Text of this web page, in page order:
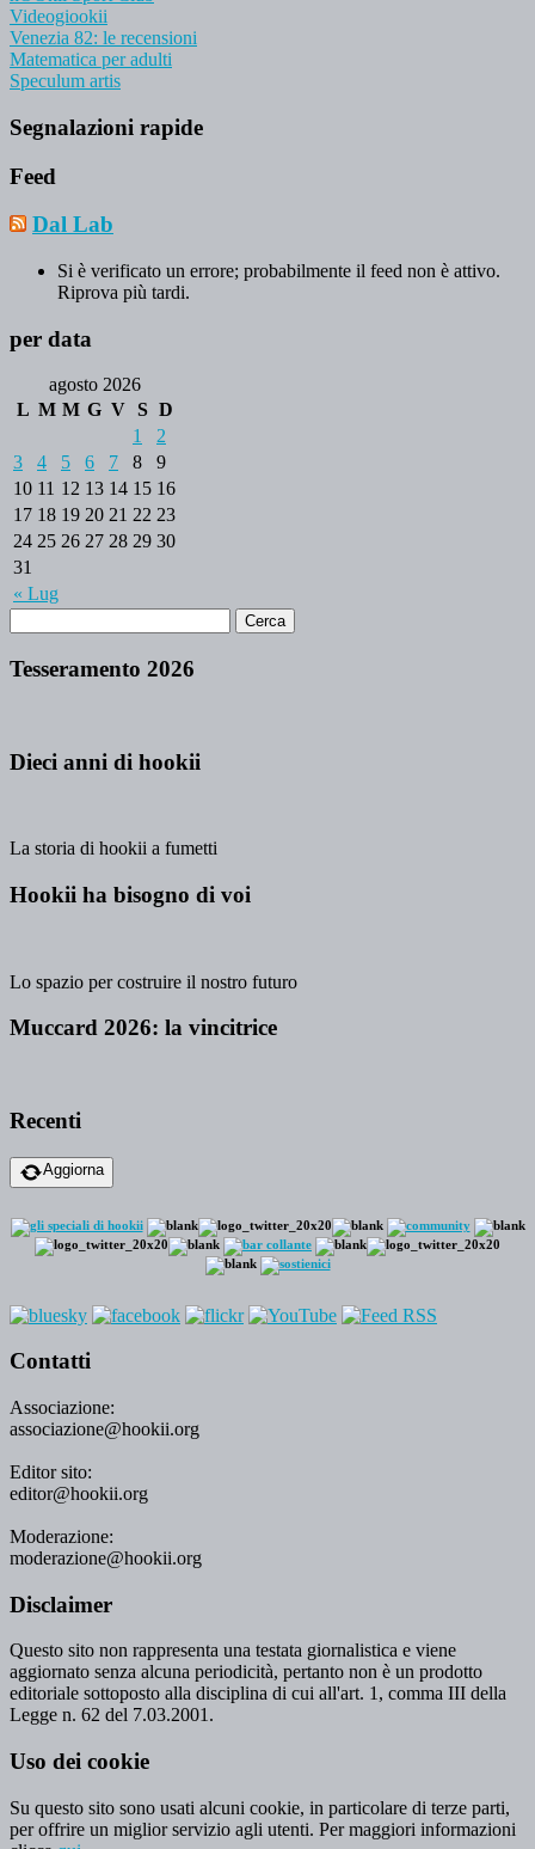
Videogiookii
Venezia 82: le recensioni
Matematica per adulti
Speculum artis
Segnalazioni rapide
Feed
Dal Lab
Si è verificato un errore; probabilmente il feed non è attivo.
Riprova più tardi.
per data
agosto 2026
L M M G V S D
« Lug
1
2
3
4 5 6 7 8
9
10 11 12 13 14 15 16
17 18 19 20 21 22 23
24 25 26 27 28 29 30
31
Tesseramento 2026
Dieci anni di hookii
La storia di hookii a fumetti
Hookii ha bisogno di voi
Lo spazio per costruire il nostro futuro
Muccard 2026: la vincitrice
Recenti
Aggiorna
Contatti
Associazione:
associazione@hookii.org
Editor sito:
editor@hookii.org
Moderazione:
moderazione@hookii.org
Disclaimer
Questo sito non rappresenta una testata giornalistica e viene
aggiornato senza alcuna periodicità, pertanto non è un prodotto
editoriale sottoposto alla disciplina di cui all'art. 1, comma III della
Legge n. 62 del 7.03.2001.
Uso dei cookie
Su questo sito sono usati alcuni cookie, in particolare di terze parti,
per offrire un miglior servizio agli utenti. Per maggiori informazioni